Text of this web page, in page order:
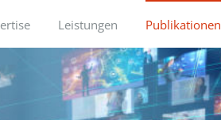
Leistungen Publikationen